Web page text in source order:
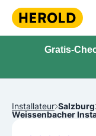
Gratis-
Installateur Salzburg
Weissenbacher